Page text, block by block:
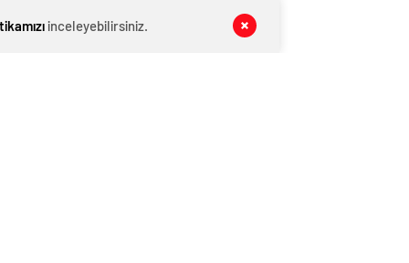
Beykoz Belediye Başkan Yardımcısı
inceleyebilirsiniz.